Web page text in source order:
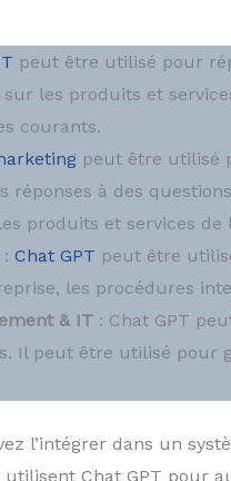
peut être utilisé pour
les produits et
courants.
peut être utilisé
réponses à des
produits et services de
Chat GPT peut être
les procédures
& IT: Chat GPT
Il peut être utilisé pour
l’intégrer dans un
Chat GPT pour